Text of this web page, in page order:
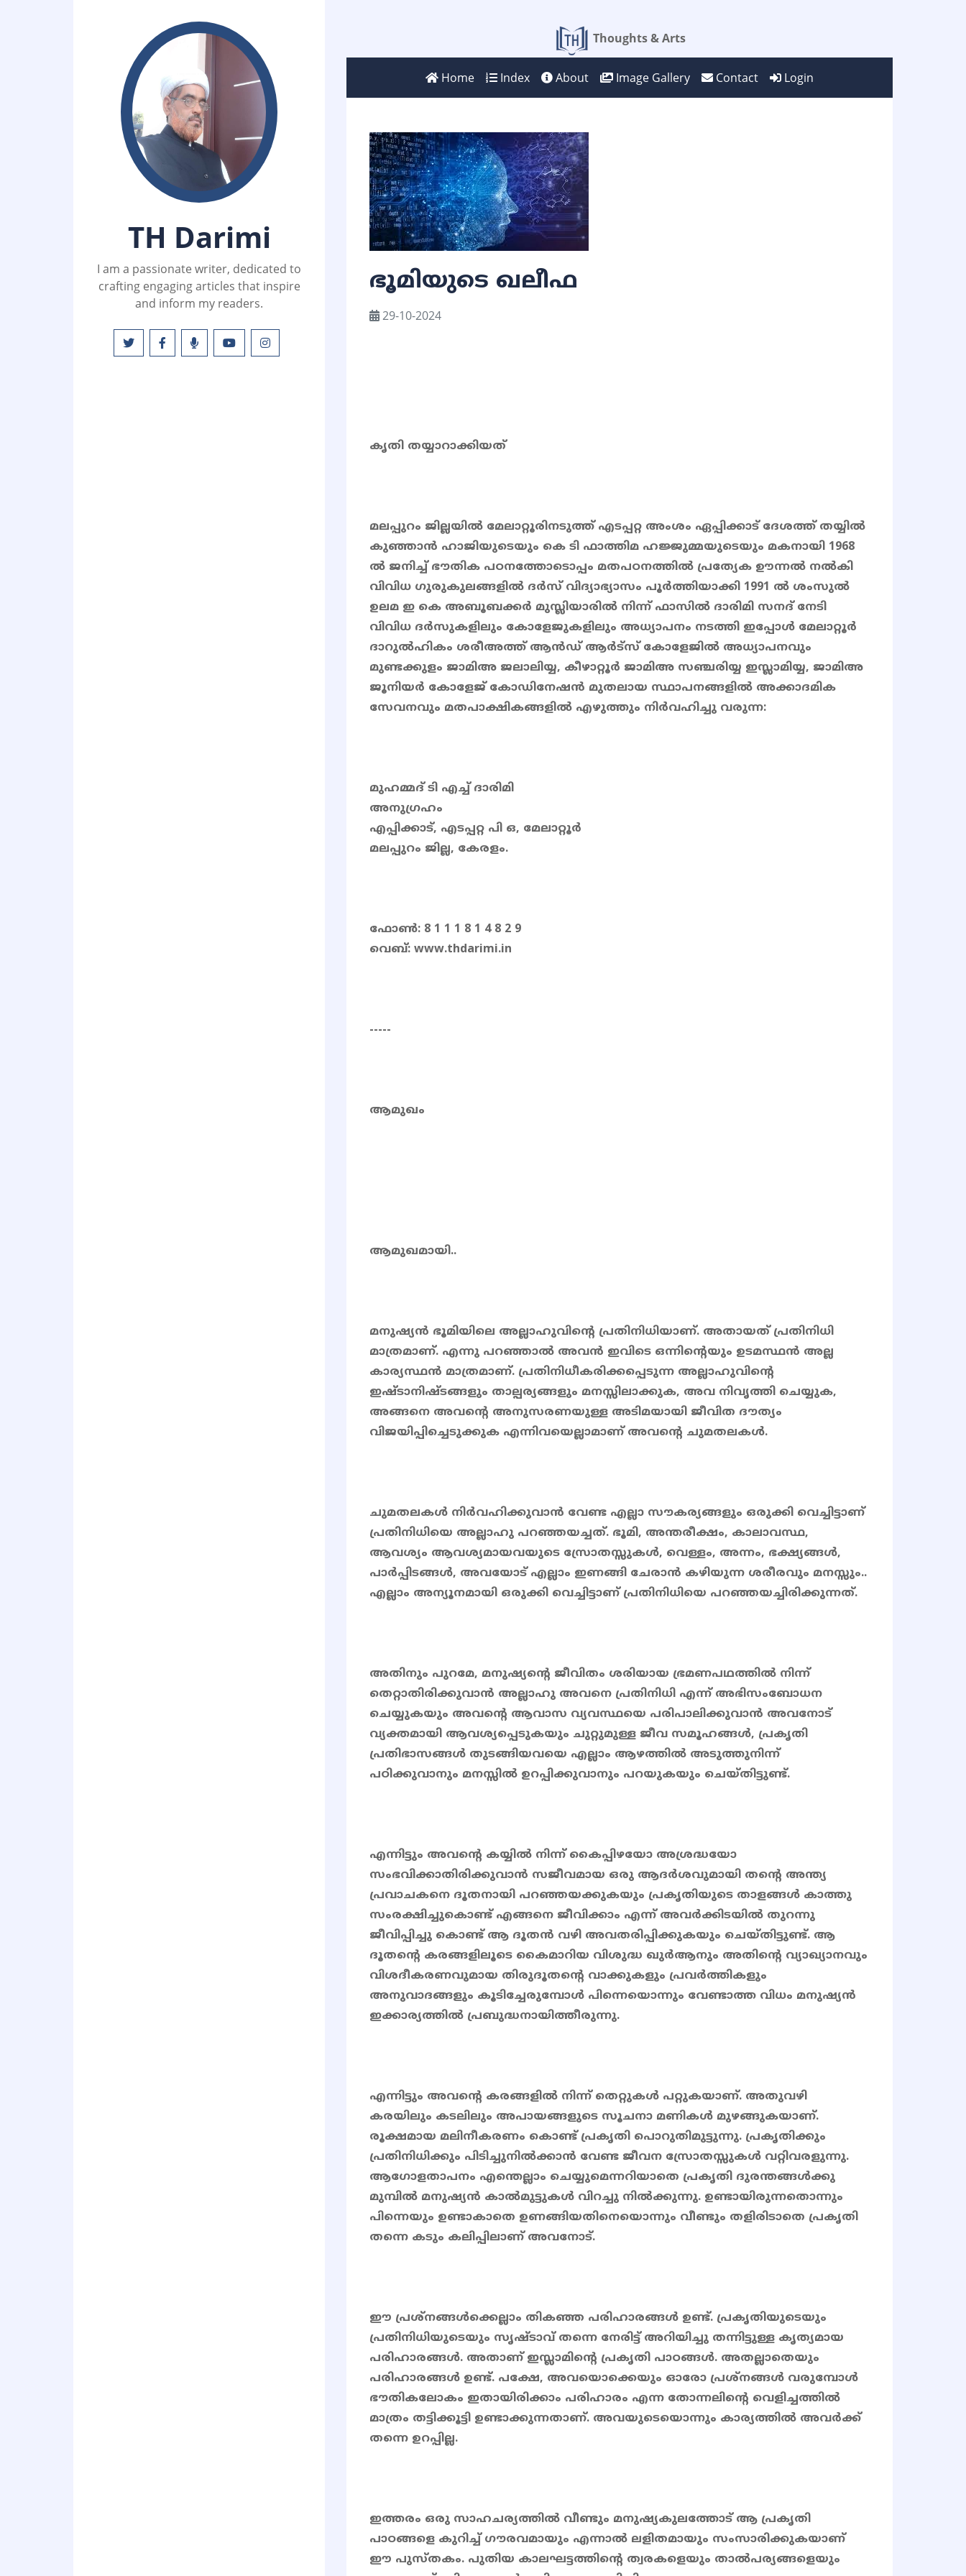
TH Darimi
I am a passionate writer, dedicated to
crafting engaging articles that inspire
and inform my readers.
Thoughts & Arts
Home Index About Image Gallery Contact Login
ഭൂമിയുടെ ഖലീഫ
29-10-2024
കൃതി തയ്യാറാക്കിയത്
മലപ്പുറം ജില്ലയിൽ മേലാറ്റൂരിനടുത്ത് എടപ്പറ്റ അംശം ഏപ്പിക്കാട് ദേശത്ത് തയ്യിൽ
കുഞ്ഞാൻ ഹാജിയുടെയും കെ ടി ഫാത്തിമ ഹജ്ജുമ്മയുടെയും മകനായി 1968
ൽ ജനിച്ച് ഭൗതിക പഠനത്തോടൊപ്പം മതപഠനത്തിൽ പ്രത്യേക ഊന്നൽ നൽകി
വിവിധ ഗുരുകുലങ്ങളിൽ ദർസ് വിദ്യാഭ്യാസം പൂർത്തിയാക്കി 1991 ൽ ശംസുൽ
ഉലമ ഇ കെ അബൂബക്കർ മുസ്ലിയാരിൽ നിന്ന് ഫാസിൽ ദാരിമി സനദ് നേടി
വിവിധ ദർസുകളിലും കോളേജുകളിലും അധ്യാപനം നടത്തി ഇപ്പോൾ മേലാറ്റൂർ
ദാറുൽഹികം ശരീഅത്ത് ആൻഡ് ആർട്സ് കോളേജിൽ അധ്യാപനവും
മുണ്ടക്കുളം ജാമിഅ ജലാലിയ്യ, കീഴാറ്റൂർ ജാമിഅ സഞ്ചരിയ്യ ഇസ്ലാമിയ്യ, ജാമിഅ
ജൂനിയർ കോളേജ് കോഡിനേഷൻ മുതലായ സ്ഥാപനങ്ങളിൽ അക്കാദമിക
സേവനവും മതപാക്ഷികങ്ങളിൽ എഴുത്തും നിർവഹിച്ചു വരുന്ന:
മുഹമ്മദ് ടി എച്ച് ദാരിമി
അനുഗ്രഹം
എപ്പിക്കാട്, എടപ്പറ്റ പി ഒ, മേലാറ്റൂർ
മലപ്പുറം ജില്ല, കേരളം.
ഫോൺ: 8 1 1 1 8 1 4 8 2 9
വെബ്: www.thdarimi.in
-----
ആമുഖം
ആമുഖമായി..
മനുഷ്യൻ ഭൂമിയിലെ അല്ലാഹുവിൻ്റെ പ്രതിനിധിയാണ്. അതായത് പ്രതിനിധി
മാത്രമാണ്. എന്നു പറഞ്ഞാൽ അവൻ ഇവിടെ ഒന്നിന്റെയും ഉടമസ്ഥൻ അല്ല
കാര്യസ്ഥൻ മാത്രമാണ്. പ്രതിനിധീകരിക്കപ്പെടുന്ന അല്ലാഹുവിൻ്റെ
ഇഷ്ടാനിഷ്ടങ്ങളും താല്പര്യങ്ങളും മനസ്സിലാക്കുക, അവ നിവൃത്തി ചെയ്യുക,
അങ്ങനെ അവൻ്റെ അനുസരണയുള്ള അടിമയായി ജീവിത ദൗത്യം
വിജയിപ്പിച്ചെടുക്കുക എന്നിവയെല്ലാമാണ് അവൻ്റെ ചുമതലകൾ.
ചുമതലകൾ നിർവഹിക്കുവാൻ വേണ്ട എല്ലാ സൗകര്യങ്ങളും ഒരുക്കി വെച്ചിട്ടാണ്
പ്രതിനിധിയെ അല്ലാഹു പറഞ്ഞയച്ചത്. ഭൂമി, അന്തരീക്ഷം, കാലാവസ്ഥ,
ആവശ്യം ആവശ്യമായവയുടെ സ്രോതസ്സുകൾ, വെള്ളം, അന്നം, ഭക്ഷ്യങ്ങൾ,
പാർപ്പിടങ്ങൾ, അവയോട് എല്ലാം ഇണങ്ങി ചേരാൻ കഴിയുന്ന ശരീരവും മനസ്സും..
എല്ലാം അന്യൂനമായി ഒരുക്കി വെച്ചിട്ടാണ് പ്രതിനിധിയെ പറഞ്ഞയച്ചിരിക്കുന്നത്.
അതിനും പുറമേ, മനുഷ്യൻ്റെ ജീവിതം ശരിയായ ഭ്രമണപഥത്തിൽ നിന്ന്
തെറ്റാതിരിക്കുവാൻ അല്ലാഹു അവനെ പ്രതിനിധി എന്ന് അഭിസംബോധന
ചെയ്യുകയും അവൻ്റെ ആവാസ വ്യവസ്ഥയെ പരിപാലിക്കുവാൻ അവനോട്
വ്യക്തമായി ആവശ്യപ്പെടുകയും ചുറ്റുമുള്ള ജീവ സമൂഹങ്ങൾ, പ്രകൃതി
പ്രതിഭാസങ്ങൾ തുടങ്ങിയവയെ എല്ലാം ആഴത്തിൽ അടുത്തുനിന്ന്
പഠിക്കുവാനും മനസ്സിൽ ഉറപ്പിക്കുവാനും പറയുകയും ചെയ്തിട്ടുണ്ട്.
എന്നിട്ടും അവൻ്റെ കയ്യിൽ നിന്ന് കൈപ്പിഴയോ അശ്രദ്ധയോ
സംഭവിക്കാതിരിക്കുവാൻ സജീവമായ ഒരു ആദർശവുമായി തൻ്റെ അന്ത്യ
പ്രവാചകനെ ദൂതനായി പറഞ്ഞയക്കുകയും പ്രകൃതിയുടെ താളങ്ങൾ കാത്തു
സംരക്ഷിച്ചുകൊണ്ട് എങ്ങനെ ജീവിക്കാം എന്ന് അവർക്കിടയിൽ തുറന്നു
ജീവിപ്പിച്ചു കൊണ്ട് ആ ദൂതൻ വഴി അവതരിപ്പിക്കുകയും ചെയ്തിട്ടുണ്ട്. ആ
ദൂതന്റെ കരങ്ങളിലൂടെ കൈമാറിയ വിശുദ്ധ ഖുർആനും അതിൻ്റെ വ്യാഖ്യാനവും
വിശദീകരണവുമായ തിരുദൂതന്റെ വാക്കുകളും പ്രവർത്തികളും
അനുവാദങ്ങളും കൂടിച്ചേരുമ്പോൾ പിന്നെയൊന്നും വേണ്ടാത്ത വിധം മനുഷ്യൻ
ഇക്കാര്യത്തിൽ പ്രബുദ്ധനായിത്തീരുന്നു.
എന്നിട്ടും അവൻ്റെ കരങ്ങളിൽ നിന്ന് തെറ്റുകൾ പറ്റുകയാണ്. അതുവഴി
കരയിലും കടലിലും അപായങ്ങളുടെ സൂചനാ മണികൾ മുഴങ്ങുകയാണ്.
രൂക്ഷമായ മലിനീകരണം കൊണ്ട് പ്രകൃതി പൊറുതിമുട്ടുന്നു. പ്രകൃതിക്കും
പ്രതിനിധിക്കും പിടിച്ചുനിൽക്കാൻ വേണ്ട ജീവന സ്രോതസ്സുകൾ വറ്റിവരളുന്നു.
ആഗോളതാപനം എന്തെല്ലാം ചെയ്യുമെന്നറിയാതെ പ്രകൃതി ദുരന്തങ്ങൾക്കു
മുമ്പിൽ മനുഷ്യൻ കാൽമുട്ടുകൾ വിറച്ചു നിൽക്കുന്നു. ഉണ്ടായിരുന്നതൊന്നും
പിന്നെയും ഉണ്ടാകാതെ ഉണങ്ങിയതിനെയൊന്നും വീണ്ടും തളിരിടാതെ പ്രകൃതി
തന്നെ കടും കലിപ്പിലാണ് അവനോട്.
ഈ പ്രശ്നങ്ങൾക്കെല്ലാം തികഞ്ഞ പരിഹാരങ്ങൾ ഉണ്ട്. പ്രകൃതിയുടെയും
പ്രതിനിധിയുടെയും സൃഷ്ടാവ് തന്നെ നേരിട്ട് അറിയിച്ചു തന്നിട്ടുള്ള കൃത്യമായ
പരിഹാരങ്ങൾ. അതാണ് ഇസ്ലാമിൻ്റെ പ്രകൃതി പാഠങ്ങൾ. അതല്ലാതെയും
പരിഹാരങ്ങൾ ഉണ്ട്. പക്ഷേ, അവയൊക്കെയും ഓരോ പ്രശ്നങ്ങൾ വരുമ്പോൾ
ഭൗതികലോകം ഇതായിരിക്കാം പരിഹാരം എന്ന തോന്നലിൻ്റെ വെളിച്ചത്തിൽ
മാത്രം തട്ടിക്കൂട്ടി ഉണ്ടാക്കുന്നതാണ്. അവയുടെയൊന്നും കാര്യത്തിൽ അവർക്ക്
തന്നെ ഉറപ്പില്ല.
ഇത്തരം ഒരു സാഹചര്യത്തിൽ വീണ്ടും മനുഷ്യകുലത്തോട് ആ പ്രകൃതി
പാഠങ്ങളെ കുറിച്ച് ഗൗരവമായും എന്നാൽ ലളിതമായും സംസാരിക്കുകയാണ്
ഈ പുസ്തകം. പുതിയ കാലഘട്ടത്തിൻ്റെ ത്വരകളെയും താൽപര്യങ്ങളെയും